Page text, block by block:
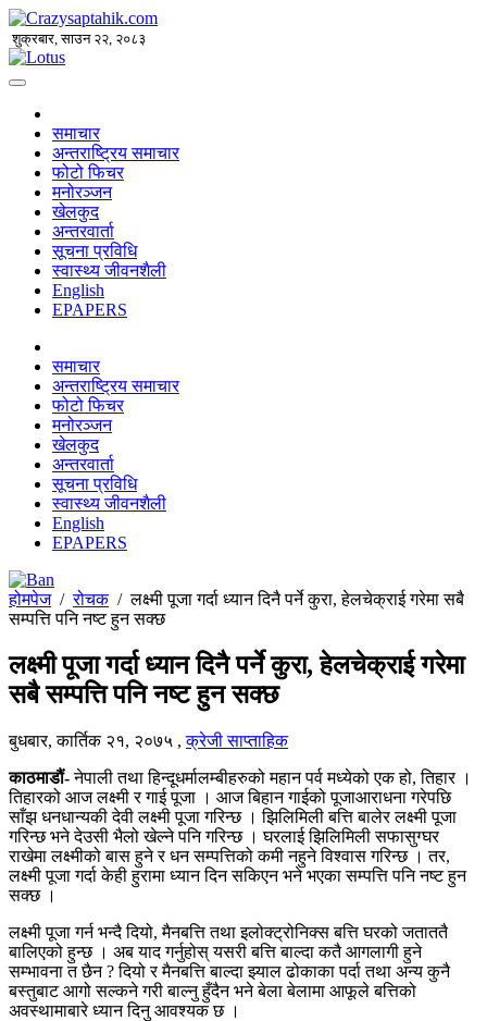
शुक्रबार, साउन २२, २०८३
समाचार
अन्तराष्ट्रिय समाचार
फोटो फिचर
मनोरञ्जन
खेलकुद
अन्तरवार्ता
सूचना प्रविधि
स्वास्थ्य जीवनशैली
English
EPAPERS
समाचार
अन्तराष्ट्रिय समाचार
फोटो फिचर
मनोरञ्जन
खेलकुद
अन्तरवार्ता
सूचना प्रविधि
स्वास्थ्य जीवनशैली
English
EPAPERS
होमपेज/रोचक/लक्ष्मी पूजा गर्दा ध्यान दिनै पर्ने कुरा, हेलचेक्राई गरेमा सबै
सम्पत्ति पनि नष्ट हुन सक्छ
लक्ष्मी पूजा गर्दा ध्यान दिनै पर्ने कुरा, हेलचेक्राई गरेमा
सबै सम्पत्ति पनि नष्ट हुन सक्छ
बुधबार, कार्तिक २१, २०७५ ,क्रेजी साप्ताहिक
काठमाडौं-नेपाली तथा हिन्दूधर्मालम्बीहरुको महान पर्व मध्येको एक हो, तिहार ।
तिहारको आज लक्ष्मी र गाई पूजा । आज बिहान गाईको पूजाआराधना गरेपछि
साँझ धनधान्यकी देवी लक्ष्मी पूजा गरिन्छ । झिलिमिली बत्ति बालेर लक्ष्मी पूजा
गरिन्छ भने देउसी भैलो खेल्ने पनि गरिन्छ । घरलाई झिलिमिली सफासुग्घर
राखेमा लक्ष्मीको बास हुने र धन सम्पत्तिको कमी नहुने विश्वास गरिन्छ । तर,
लक्ष्मी पूजा गर्दा केही हुरामा ध्यान दिन सकिएन भने भएका सम्पत्ति पनि नष्ट हुन
सक्छ ।
लक्ष्मी पूजा गर्न भन्दै दियो, मैनबत्ति तथा इलोक्ट्रोनिक्स बत्ति घरको जताततै
बालिएको हुन्छ । अब याद गर्नुहोस् यसरी बत्ति बाल्दा कतै आगलागी हुने
सम्भावना त छैन ? दियो र मैनबत्ति बाल्दा झ्याल ढोकाका पर्दा तथा अन्य कुनै
बस्तुबाट आगो सल्कने गरी बाल्नु हुँदैन भने बेला बेलामा आफूले बत्तिको
अवस्थामाबारे ध्यान दिनु आवश्यक छ ।